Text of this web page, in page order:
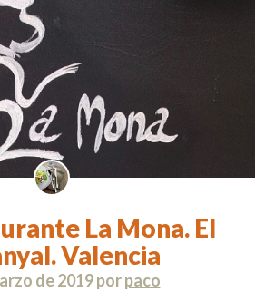
La Mona. El
Valencia
de 2019porpaco